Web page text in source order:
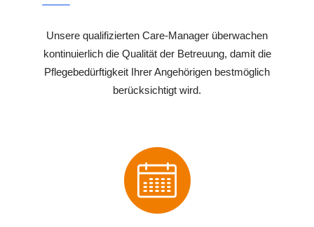
Unsere qualifizierten Care-Manager überwachen
kontinuierlich die Qualität der Betreuung, damit die
Pflegebedürftigkeit Ihrer Angehörigen bestmöglich
berücksichtigt wird.